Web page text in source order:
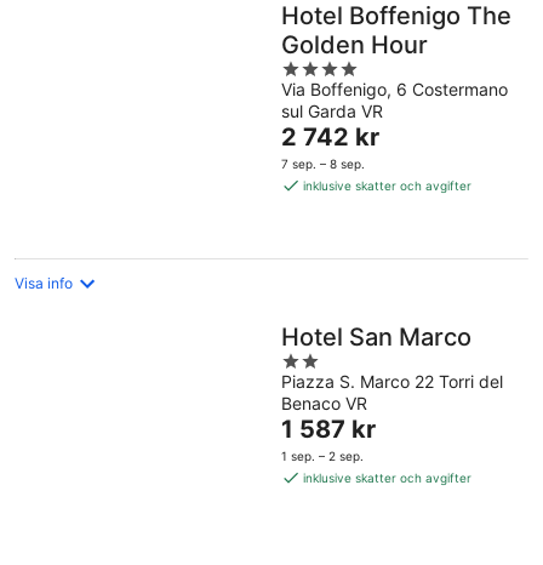
Hotel Boffenigo The
Golden Hour
4
out
of
5
Via Boffenigo, 6 Costermano
sul Garda VR
Priset
är
2 742 kr
2 742 kr
7 sep. – 8 sep.
inklusive skatter och avgifter
Visa info
Hotel San Marco
2
out
of
5
Piazza S. Marco 22 Torri del
Benaco VR
Priset
är
1 587 kr
1 587 kr
1 sep. – 2 sep.
inklusive skatter och avgifter